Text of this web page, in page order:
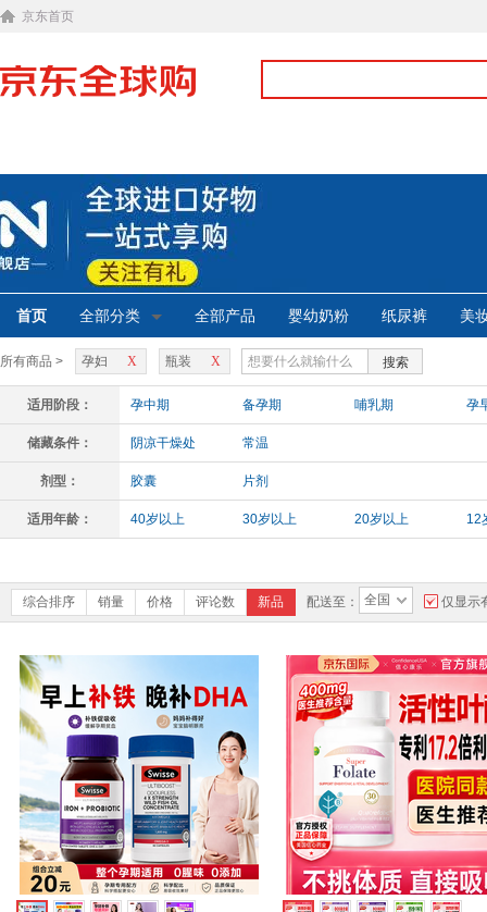
京东首页
首页 全部分类 全部产品 婴幼奶粉 纸尿裤 美
所有商品 > X
孕妇 X
瓶装 搜索
适用阶段： 孕中期 备孕期 哺乳期 孕
储藏条件： 阴凉干燥处 常温
剂型： 胶囊 片剂
适用年龄： 40岁以上 30岁以上 20岁以上 12
综合排序 销量 价格 评论数 新品 配送至： 全国 仅显示